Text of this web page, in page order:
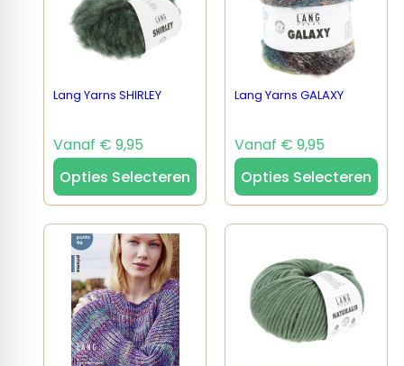
Lang Yarns SHIRLEY
Vanaf € 9,95
Opties Selecteren
Lang Yarns GALAXY
Vanaf € 9,95
Opties Selecteren